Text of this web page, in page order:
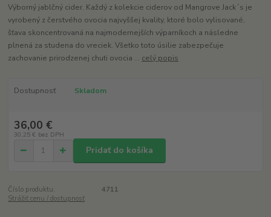
Výborný jablčný cider. Každý z kolekcie ciderov od Mangrove Jack´s je
vyrobený z čerstvého ovocia najvyššej kvality, ktoré bolo vylisované,
šťava skoncentrovaná na najmodernejších výparníkoch a následne
plnená za studena do vreciek. Všetko toto úsilie zabezpečuje
zachovanie prirodzenej chuti ovocia ... celý popis
Dostupnosť Skladom
36,00 €
30,25 € bez DPH
Pridať do košíka
Číslo produktu:
4711
Strážiť cenu / dostupnosť